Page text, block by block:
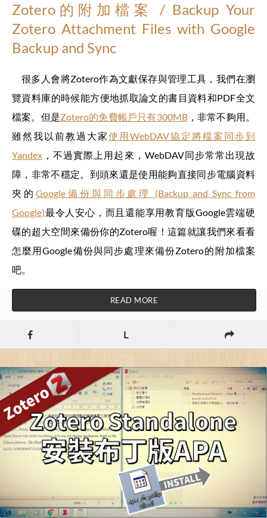
Zotero的附加檔案 / Backup Your
Zotero Attachment Files with Google
Backup and Sync
很多人會將Zotero作為文獻保存與管理工具，我們在瀏
覽資料庫的時候能方便地抓取論文的書目資料和PDF全文
檔案。但是Zotero的免費帳戶只有300MB，非常不夠用。
雖然我以前教過大家使用WebDAV協定將檔案同步到
Yandex ，不過實際上用起來，WebDAV同步常常出現故
障，非常不穩定。到頭來還是使用能夠直接同步電腦資料
夾的 Google備份與同步處理 (Backup and Sync from
Google)最令人安心，而且還能享用教育版Google雲端硬
碟的超大空間來備份你的Zotero喔！這篇就讓我們來看看
怎麼用Google備份與同步處理來備份Zotero的附加檔案
吧。
READ MORE
L